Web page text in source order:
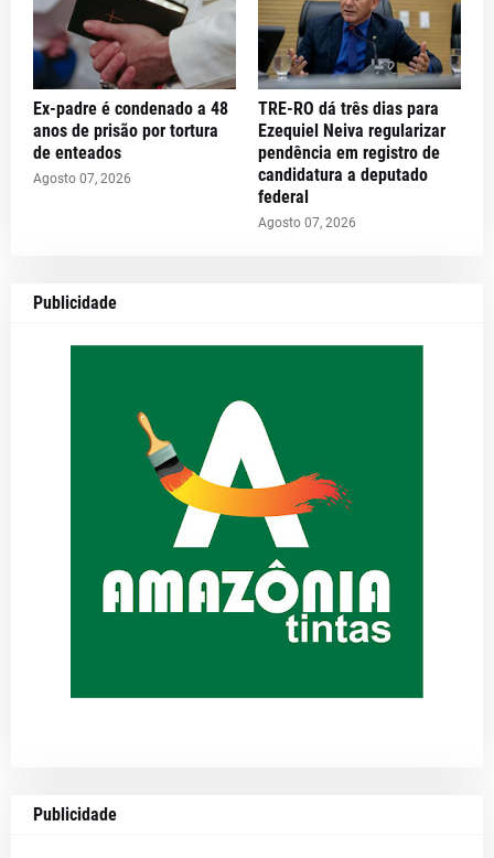
Ex-padre é condenado a 48
anos de prisão por tortura
de enteados
Agosto 07, 2026
TRE-RO dá três dias para
Ezequiel Neiva regularizar
pendência em registro de
candidatura a deputado
federal
Agosto 07, 2026
Publicidade
Publicidade